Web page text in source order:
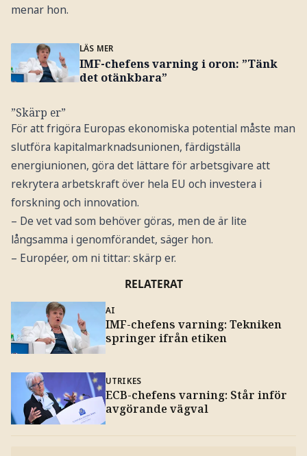
menar hon.
LÄS MER
IMF-chefens varning i oron: ”Tänk
det otänkbara”
”Skärp er”
För att frigöra Europas ekonomiska potential måste man
slutföra kapitalmarknadsunionen, färdigställa
energiunionen, göra det lättare för arbetsgivare att
rekrytera arbetskraft över hela EU och investera i
forskning och innovation.
– De vet vad som behöver göras, men de är lite
långsamma i genomförandet, säger hon.
– Européer, om ni tittar: skärp er.
RELATERAT
AI
IMF-chefens varning: Tekniken
springer ifrån etiken
UTRIKES
ECB-chefens varning: Står inför
avgörande vägval